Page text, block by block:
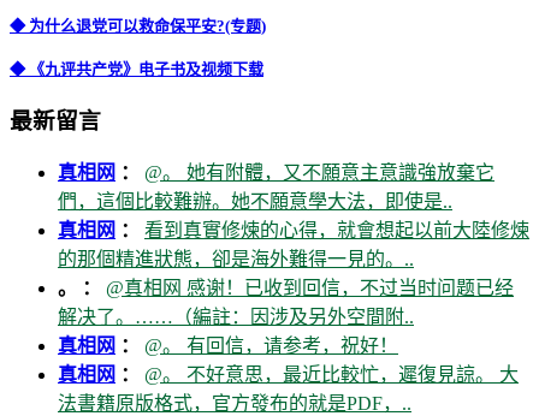
◆ 为什么退党可以救命保平安?(专题)
◆ 《九评共产党》电子书及视频下载
最新留言
真相网 ： @。 她有附體，又不願意主意識強放棄它
們，這個比較難辦。她不願意學大法，即使是..
真相网 ： 看到真實修煉的心得，就會想起以前大陸修煉
的那個精進狀態，卻是海外難得一見的。..
。 ： @真相网 感谢！已收到回信，不过当时问题已经
解决了。……（編註：因涉及另外空間附..
真相网 ： @。 有回信，请参考，祝好！
真相网 ： @。 不好意思，最近比較忙，遲復見諒。 大
法書籍原版格式，官方發布的就是PDF，..